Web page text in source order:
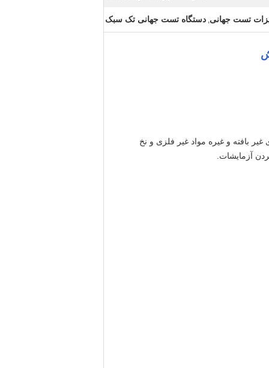
تست جهانی, دستگاه تست جهانی تک سبک
بافته و غیره مواد غیر فلزی و نخ
آزمایشات.